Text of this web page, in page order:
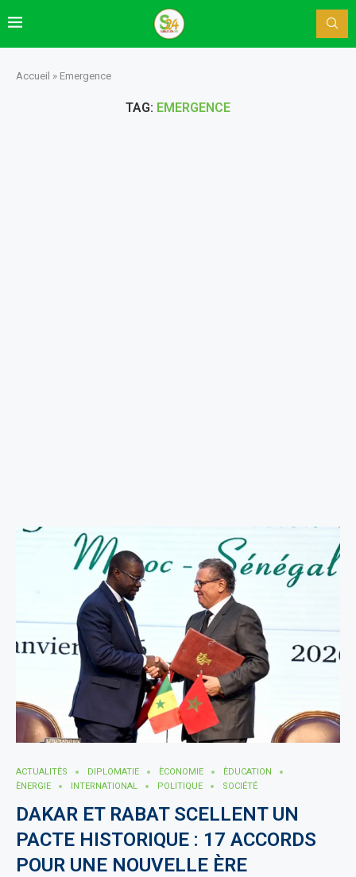
Accueil » Emergence
TAG: EMERGENCE
ACTUALITÈS DIPLOMATIE ÈCONOMIE
ÈDUCATION
ÈNERGIE
INTERNATIONAL POLITIQUE SOCIÉTÉ
DAKAR ET RABAT SCELLENT UN
PACTE HISTORIQUE : 17 ACCORDS
POUR UNE NOUVELLE ÈRE